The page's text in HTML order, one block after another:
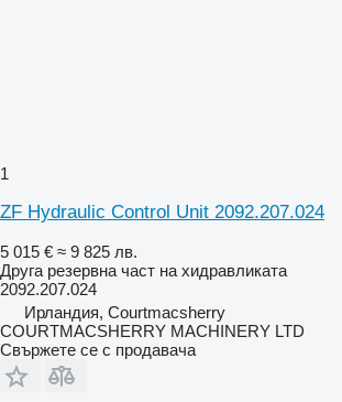
1
ZF Hydraulic Control Unit 2092.207.024
5 015 € ≈ 9 825 лв.
Друга резервна част на хидравликата
2092.207.024
Ирландия, Courtmacsherry
COURTMACSHERRY MACHINERY LTD
Свържете се с продавача